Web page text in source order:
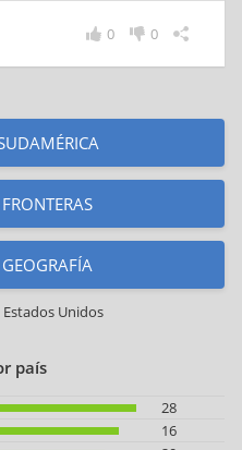
0
0
Estados Unidos
país
28
16